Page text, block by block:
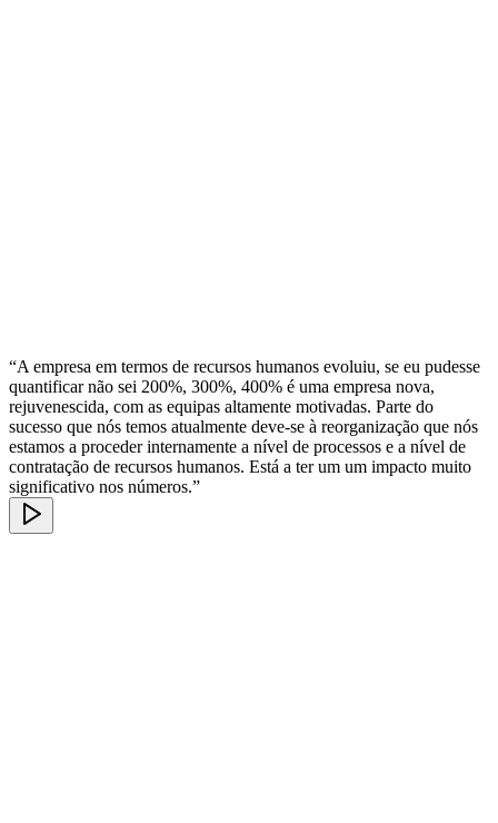
“A empresa em termos de recursos humanos evoluiu, se eu pudesse
quantificar não sei 200%, 300%, 400% é uma empresa nova,
rejuvenescida, com as equipas altamente motivadas. Parte do
sucesso que nós temos atualmente deve-se à reorganização que nós
estamos a proceder internamente a nível de processos e a nível de
contratação de recursos humanos. Está a ter um um impacto muito
significativo nos números.”